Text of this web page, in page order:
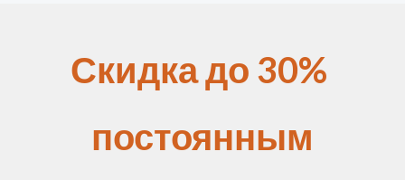
Скидка до 30%
постоянным